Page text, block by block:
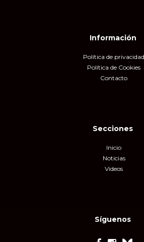
Información
Política de privacidad
Política de Cookies
Contacto
Síguenos
Secciones
Inicio
Noticias
Videos